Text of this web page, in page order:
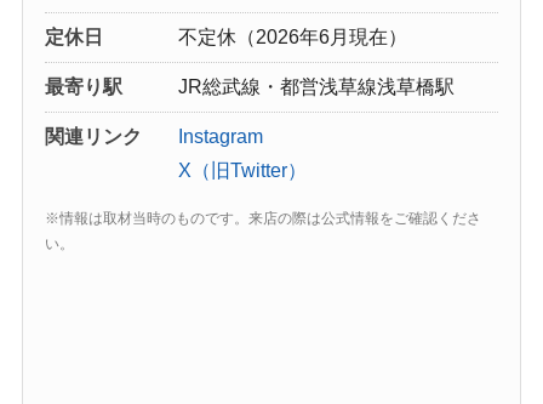
定休日 不定休（2026年6月現在）
最寄り駅 JR総武線・都営浅草線浅草橋駅
関連リンク
Instagram
X（旧Twitter）
※情報は取材当時のものです。来店の際は公式情報をご確認くださ
い。